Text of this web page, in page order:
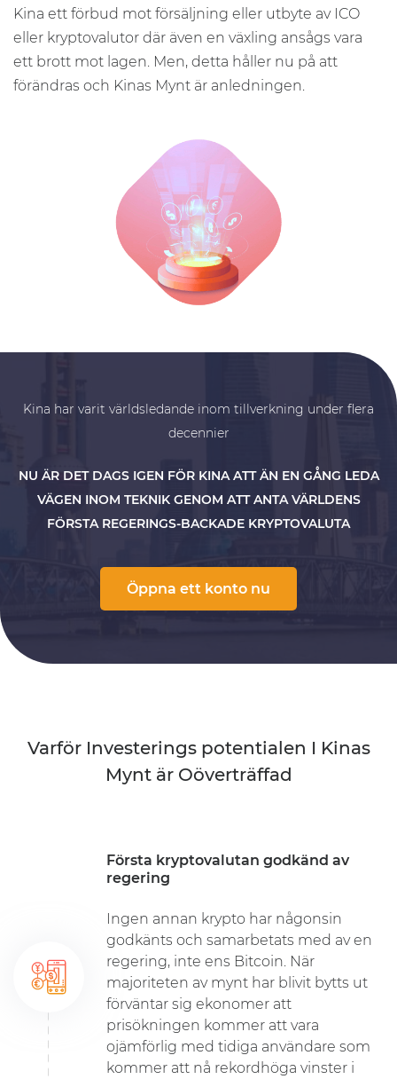
Kina ett förbud mot försäljning eller utbyte av ICO
eller kryptovalutor där även en växling ansågs vara
ett brott mot lagen. Men, detta håller nu på att
förändras och Kinas Mynt är anledningen.
Kina har varit världsledande inom tillverkning under flera
decennier
NU ÄR DET DAGS IGEN FÖR KINA ATT ÄN EN GÅNG LEDA
VÄGEN INOM TEKNIK GENOM ATT ANTA VÄRLDENS
FÖRSTA REGERINGS-BACKADE KRYPTOVALUTA
Öppna ett konto nu
Varför Investerings potentialen I Kinas
Mynt är Oöverträffad
Första kryptovalutan godkänd av
regering
Ingen annan krypto har någonsin
godkänts och samarbetats med av en
regering, inte ens Bitcoin. När
majoriteten av mynt har blivit bytts ut
förväntar sig ekonomer att
prisökningen kommer att vara
ojämförlig med tidiga användare som
kommer att nå rekordhöga vinster i